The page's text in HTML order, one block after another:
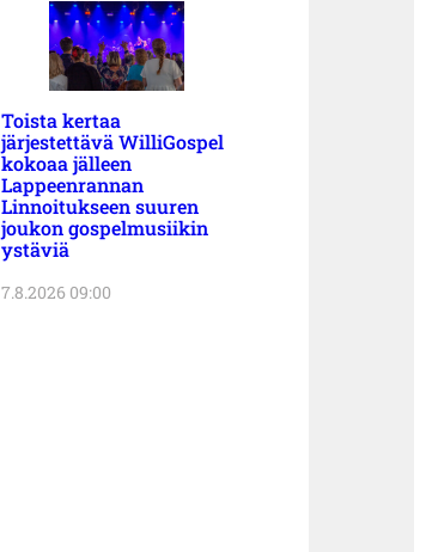
Toista kertaa
järjestettävä WilliGospel
kokoaa jälleen
Lappeenrannan
Linnoitukseen suuren
joukon gospelmusiikin
ystäviä
7.8.2026 09:00